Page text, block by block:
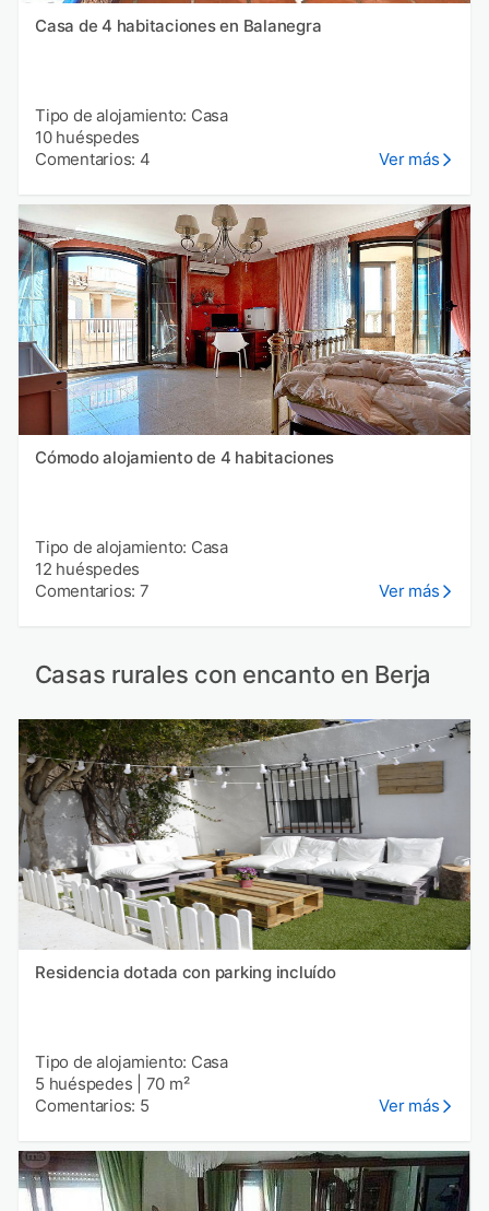
Casa de 4 habitaciones en Balanegra
Tipo de alojamiento: Casa
10 huéspedes
Comentarios: 4
Ver más
Cómodo alojamiento de 4 habitaciones
Tipo de alojamiento: Casa
12 huéspedes
Comentarios: 7
Ver más
Casas rurales con encanto en Berja
Residencia dotada con parking incluído
Tipo de alojamiento: Casa
5 huéspedes
70 m²
Comentarios: 5
Ver más